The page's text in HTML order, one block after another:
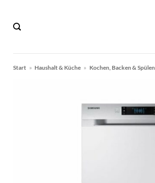
springen
Start » Haushalt & Küche » Kochen, Backen & Spülen